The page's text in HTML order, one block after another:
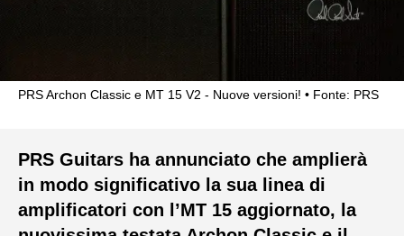
PRS Archon Classic e MT 15 V2 - Nuove versioni! Fonte: PRS
PRS Guitars ha annunciato che amplierà
in modo significativo la sua linea di
amplificatori con l’MT 15 aggiornato, la